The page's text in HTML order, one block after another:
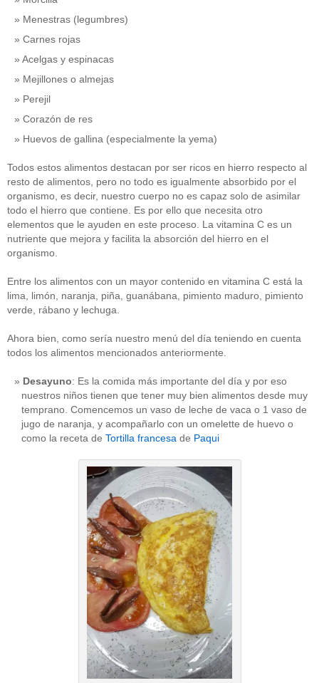
Menestras (legumbres)
Carnes rojas
Acelgas y espinacas
Mejillones o almejas
Perejil
Corazón de res
Huevos de gallina (especialmente la yema)
Todos estos alimentos destacan por ser ricos en hierro respecto al
resto de alimentos, pero no todo es igualmente absorbido por el
organismo, es decir, nuestro cuerpo no es capaz solo de asimilar
todo el hierro que contiene. Es por ello que necesita otro
elementos que le ayuden en este proceso. La vitamina C es un
nutriente que mejora y facilita la absorción del hierro en el
organismo.
Entre los alimentos con un mayor contenido en vitamina C está la
lima, limón, naranja, piña, guanábana, pimiento maduro, pimiento
verde, rábano y lechuga.
Ahora bien, como sería nuestro menú del día teniendo en cuenta
todos los alimentos mencionados anteriormente.
Desayuno: Es la comida más importante del día y por eso
nuestros niños tienen que tener muy bien alimentos desde muy
temprano. Comencemos un vaso de leche de vaca o 1 vaso de
jugo de naranja, y acompañarlo con un omelette de huevo o
como la receta de Tortilla francesa de Paqui